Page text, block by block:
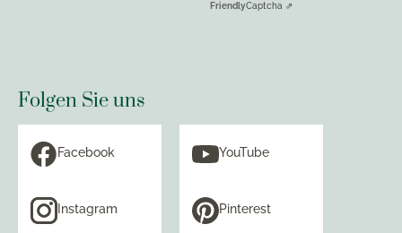
FriendlyCaptcha ⇗
Folgen Sie uns
Facebook YouTube
Instagram Pinterest